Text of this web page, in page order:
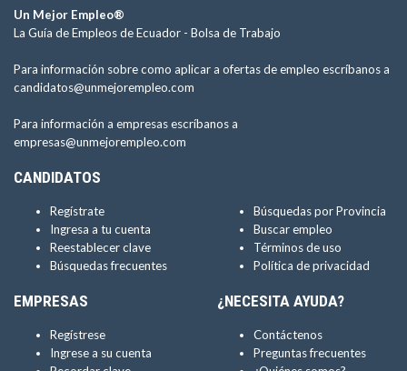
Un Mejor Empleo®
La Guía de Empleos de Ecuador - Bolsa de Trabajo
Para información sobre como aplicar a ofertas de empleo escríbanos a
candidatos@unmejorempleo.com
Para información a empresas escríbanos a
empresas@unmejorempleo.com
CANDIDATOS
Regístrate
Ingresa a tu cuenta
Reestablecer clave
Búsquedas frecuentes
Búsquedas por Provincia
Buscar empleo
Términos de uso
Política de privacidad
EMPRESAS
Regístrese
Ingrese a su cuenta
¿NECESITA AYUDA?
Contáctenos
Preguntas frecuentes